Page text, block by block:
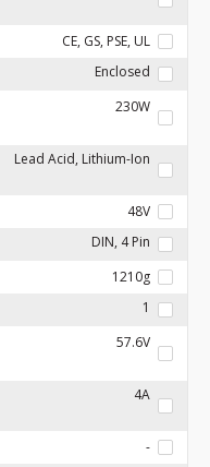
CE, GS, PSE, UL
Enclosed
230W
Lead Acid, Lithium-Ion
48V
DIN, 4 Pin
1210g
1
57.6V
4A
-